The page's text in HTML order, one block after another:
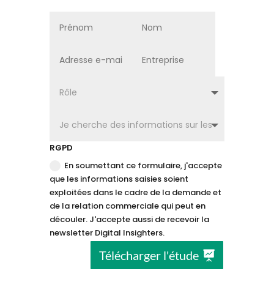
RGPD
En soumettant ce formulaire, j'accepte
que les informations saisies soient
exploitées dans le cadre de la demande et
de la relation commerciale qui peut en
découler. J'accepte aussi de recevoir la
newsletter Digital Insighters.
Télécharger l'étude